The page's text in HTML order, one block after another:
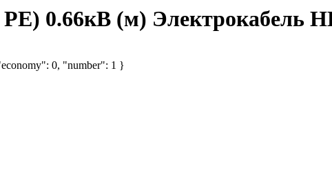
0.66кВ (м) Электрокабель
0, "number": 1 }